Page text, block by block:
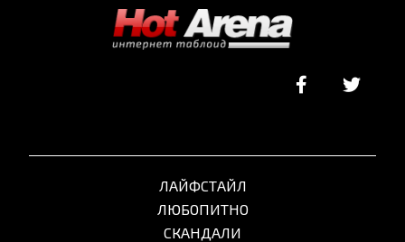
ЛАЙФСТАЙЛ
ЛЮБОПИТНО
СКАНДАЛИ